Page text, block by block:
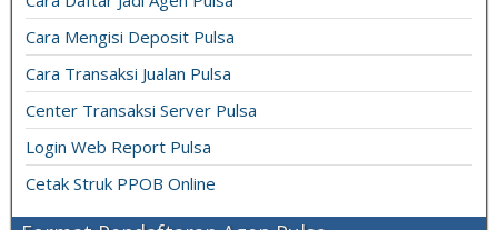
Cara Mengisi Deposit Pulsa
Cara Transaksi Jualan Pulsa
Center Transaksi Server Pulsa
Login Web Report Pulsa
Cetak Struk PPOB Online